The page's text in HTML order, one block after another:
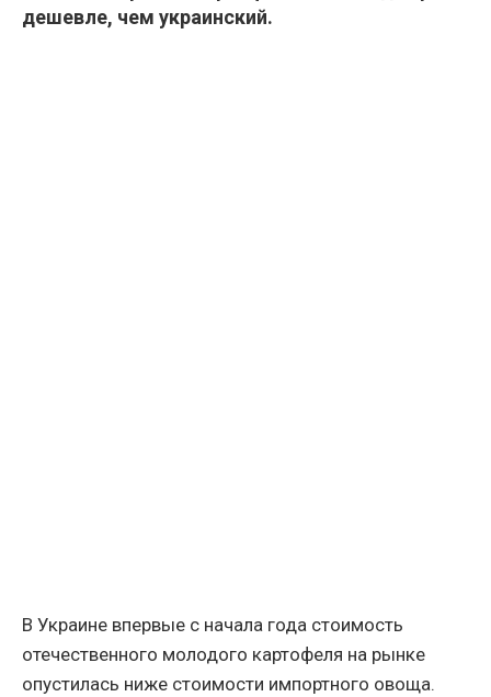
дешевле, чем украинский.
В Украине впервые с начала года стоимость
отечественного молодого картофеля на рынке
опустилась ниже стоимости импортного овоща.